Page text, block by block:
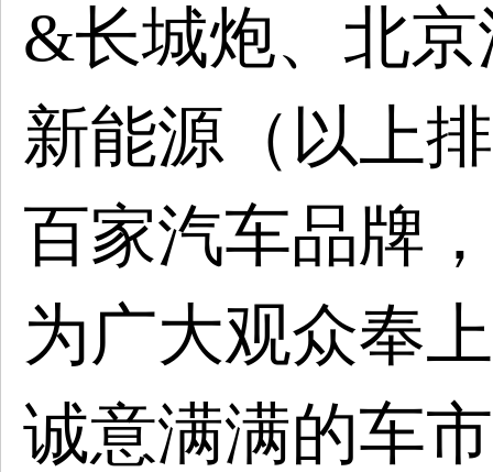
&长城炮、北
新能源（以上
百家汽车品牌，
为广大观众奉
诚意满满的车